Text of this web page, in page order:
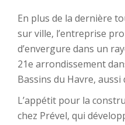
En plus de la dernière
sur ville, l’entreprise
d’envergure dans un
21e arrondissement
Bassins du Havre,
L’appétit pour la
chez Prével, qui